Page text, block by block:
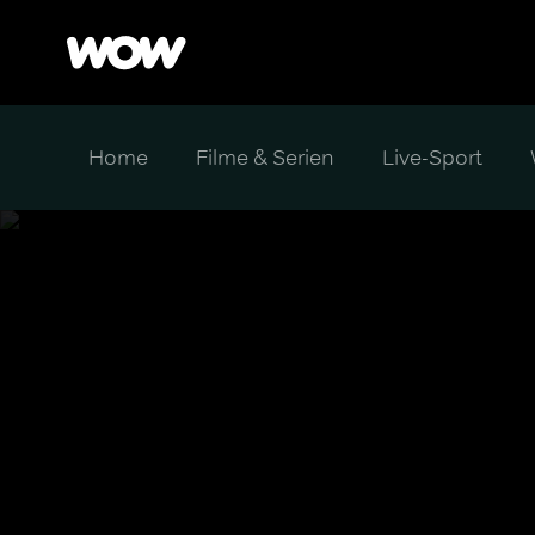
Home Filme & Serien Live-Sport